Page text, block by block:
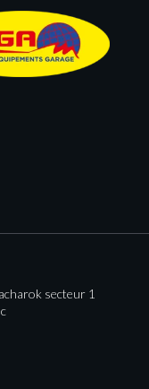
secteur 1